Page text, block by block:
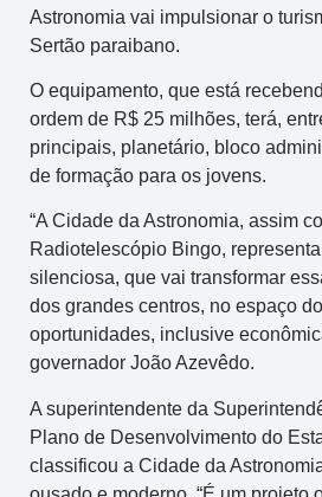
Astronomia vai impulsionar o
Sertão paraibano.
O equipamento, que está
ordem de R$ 25 milhões, terá,
principais, planetário, bloco
de formação para os jovens.
“A Cidade da Astronomia, assim
Radiotelescópio Bingo,
silenciosa, que vai transformar
dos grandes centros, no espaço
oportunidades, inclusive
governador João Azevêdo.
A superintendente da
Plano de Desenvolvimento do
classificou a Cidade da